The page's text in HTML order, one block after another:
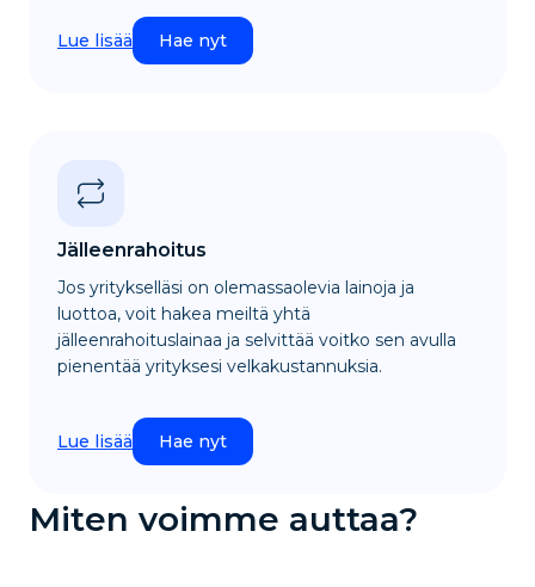
Lue lisää Hae nyt
Jälleenrahoitus
Jos yritykselläsi on olemassaolevia lainoja ja
luottoa, voit hakea meiltä yhtä
jälleenrahoituslainaa ja selvittää voitko sen avulla
pienentää yrityksesi velkakustannuksia.
Lue lisää Hae nyt
Miten voimme auttaa?